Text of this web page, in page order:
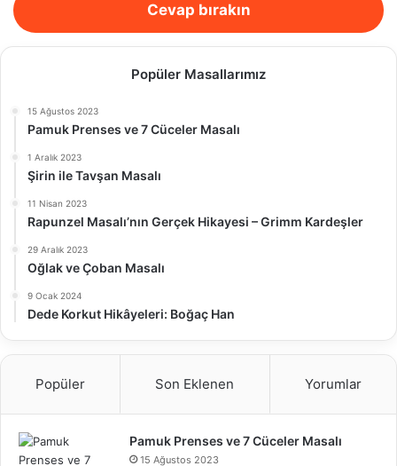
Cevap bırakın
Popüler Masallarımız
15 Ağustos 2023
Pamuk Prenses ve 7 Cüceler Masalı
1 Aralık 2023
Şirin ile Tavşan Masalı
11 Nisan 2023
Rapunzel Masalı’nın Gerçek Hikayesi – Grimm Kardeşler
29 Aralık 2023
Oğlak ve Çoban Masalı
9 Ocak 2024
Dede Korkut Hikâyeleri: Boğaç Han
Popüler Son Eklenen Yorumlar
Pamuk Prenses ve 7 Cüceler Masalı
15 Ağustos 2023